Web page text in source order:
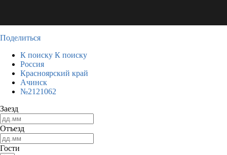
Поделиться
К поиску К поиску
Россия
Красноярский край
Ачинск
№2121062
Заезд
Отъезд
Гости